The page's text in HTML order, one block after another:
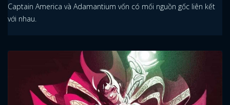
Captain America và Adamantium vốn có mối nguồn gốc liên kết
với nhau.